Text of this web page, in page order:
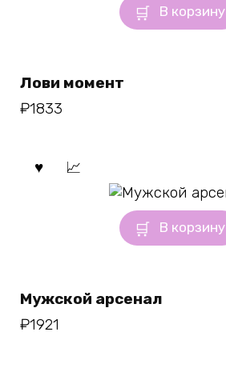
В корзину
Лови момент
₽1833
В корзину
Мужской арсенал
₽1921